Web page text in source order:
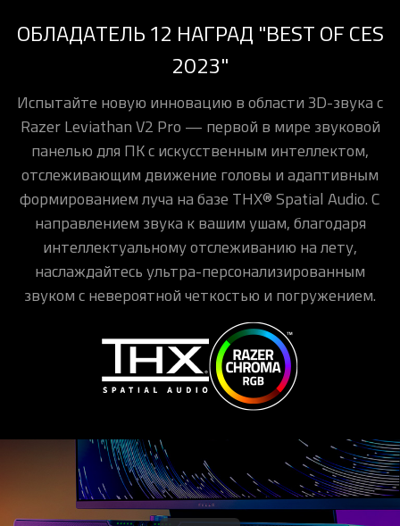
ОБЛАДАТЕЛЬ 12 НАГРАД "BEST OF CES
2023"
Испытайте новую инновацию в области 3D-звука с
Razer Leviathan V2 Pro — первой в мире звуковой
панелью для ПК с искусственным интеллектом,
отслеживающим движение головы и адаптивным
формированием луча на базе THX® Spatial Audio. С
направлением звука к вашим ушам, благодаря
интеллектуальному отслеживанию на лету,
наслаждайтесь ультра-персонализированным
звуком с невероятной четкостью и погружением.